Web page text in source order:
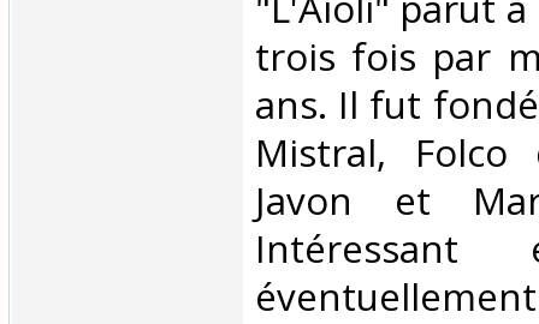
trois fois par
ans. Il fut
Mistral, Folco
Javon et
Intéressant